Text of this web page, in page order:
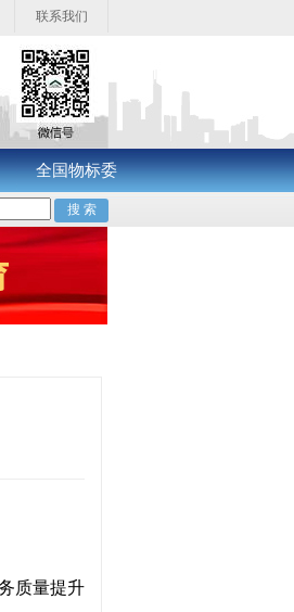
联系我们
全国物标委
质量提升